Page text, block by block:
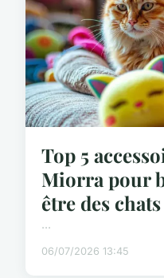
Top 5
Miorra pour
être des chats
...
06/07/2026 13:45